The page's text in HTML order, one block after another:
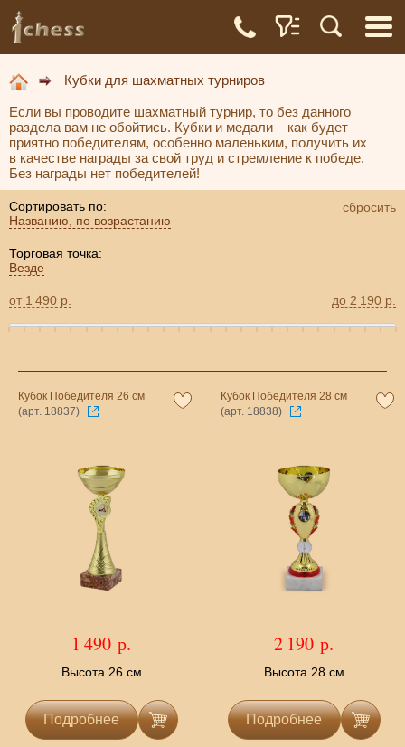
Кубки для шахматных турниров
Если вы проводите шахматный турнир, то без данного
раздела вам не обойтись. Кубки и медали – как будет
приятно победителям, особенно маленьким, получить их
в качестве награды за свой труд и стремление к победе.
Без награды нет победителей!
Сортировать по:
Названию, по возрастанию
Торговая точка:
Везде
от 1 490 р. до 2 190 р.
сбросить
Кубок Победителя 26 см
(арт. 18837)
1 490 р.
Высота 26 см
Подробнее
Кубок Победителя 28 см
(арт. 18838)
2 190 р.
Высота 28 см
Подробнее